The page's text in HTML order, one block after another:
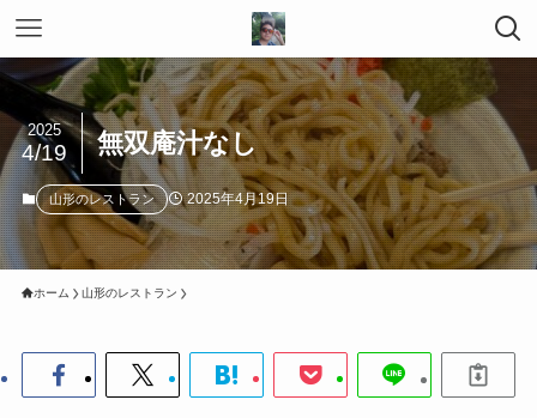
無双庵汁なし
2025
4/19
山形のレストラン 2025年4月19日
ホーム 山形のレストラン